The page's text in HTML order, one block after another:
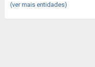
(ver mais entidades)